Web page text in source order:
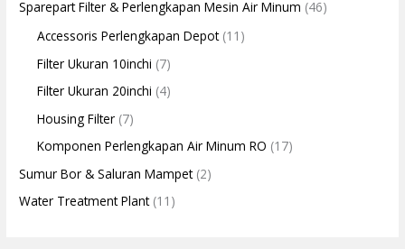
Sparepart Filter & Perlengkapan Mesin Air Minum (46)
Accessoris Perlengkapan Depot(11)
Filter Ukuran 10inchi (7)
Filter Ukuran 20inchi (4)
Housing Filter (7)
Komponen Perlengkapan Air Minum RO (17)
Sumur Bor & Saluran Mampet(2)
Water Treatment Plant(11)